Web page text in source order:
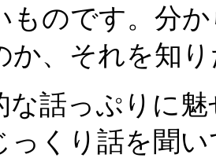
ものです。分
か、それを知
な話っぷりに
っくり話を聞